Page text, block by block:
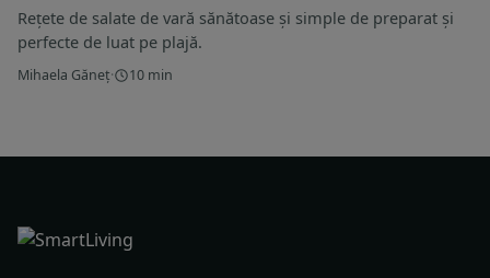
Rețete de salate de vară sănătoase și simple de preparat și
perfecte de luat pe plajă.
Mihaela Găneț· 10 min